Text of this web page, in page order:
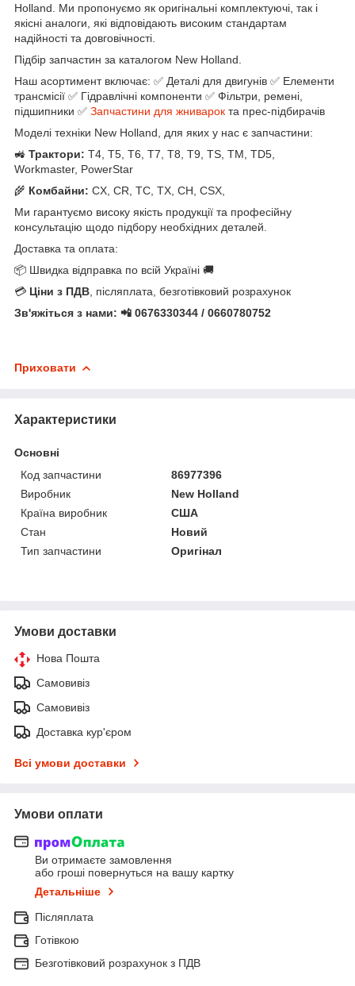
Holland. Ми пропонуємо як оригінальні комплектуючі, так і
якісні аналоги, які відповідають високим стандартам
надійності та довговічності.
Підбір запчастин за каталогом New Holland.
Наш асортимент включає: ✅ Деталі для двигунів ✅ Елементи
трансмісії ✅ Гідравлічні компоненти ✅ Фільтри, ремені,
підшипники ✅ Запчастини для жниварок та прес-підбирачів
Моделі техніки New Holland, для яких у нас є запчастини:
🚜 Трактори: T4, T5, T6, T7, T8, T9, TS, TM, TD5,
Workmaster, PowerStar
🌾 Комбайни: CX, CR, TC, TX, CH, CSX,
Ми гарантуємо високу якість продукції та професійну
консультацію щодо підбору необхідних деталей.
Доставка та оплата:
📦 Швидка відправка по всій Україні 🚚
💳 Ціни з ПДВ , післяплата, безготівковий розрахунок
Зв'яжіться з нами: 📲 0676330344 / 0660780752
Приховати
Характеристики
Основні
Код запчастини
86977396
Виробник
New Holland
Країна виробник
США
Стан
Новий
Тип запчастини
Оригінал
Умови доставки
Нова Пошта
Самовивіз
Самовивіз
Доставка кур'єром
Всі умови доставки
Умови оплати
Ви отримаєте замовлення
або гроші повернуться на вашу картку
Детальніше
Післяплата
Готівкою
Безготівковий розрахунок з ПДВ